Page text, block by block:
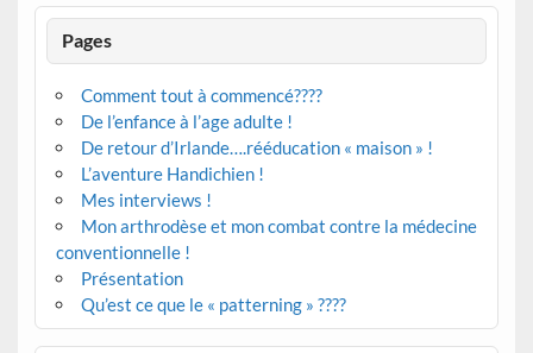
Pages
Comment tout à commencé????
De l’enfance à l’age adulte !
De retour d’Irlande….rééducation « maison » !
L’aventure Handichien !
Mes interviews !
Mon arthrodèse et mon combat contre la médecine
conventionnelle !
Présentation
Qu’est ce que le « patterning » ????